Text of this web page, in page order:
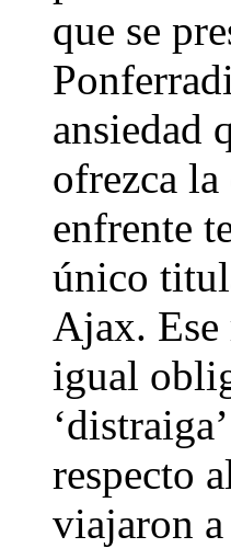
que se
ansiedad
ofrezca
enfrente
único
Ajax. Ese
igual
respecto
viajaron